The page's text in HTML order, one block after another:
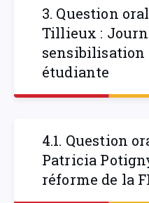
3. Question
Tillieux :
étudiante
4.1. Question
Patricia
réforme de la